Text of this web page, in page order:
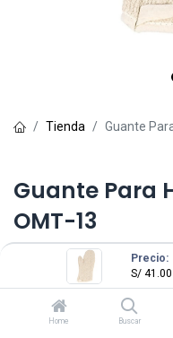
Precio:
S/ 41.00
Home Buscar
Tienda Guante
Guante Para
OMT-13
(0 reseña)
41.00